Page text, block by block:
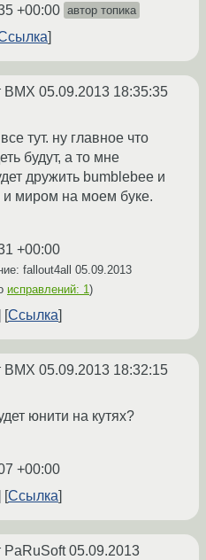
+00:00 автор топика
BMX 05.09.2013 18:35:35
тут. ну главное что
будут, а то мне
дружить bumblebee и
миром на моем буке.
+00:00
fallout4all 05.09.2013
исправлений: 1)
Ссылка
BMX 05.09.2013 18:32:15
юнити на кутях?
+00:00
Ссылка
PaRuSoft05.09.2013